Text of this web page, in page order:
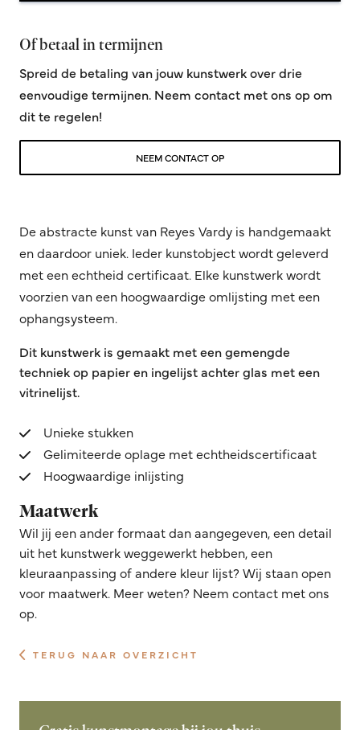
Of betaal in termijnen
Spreid de betaling van jouw kunstwerk over drie
eenvoudige termijnen. Neem contact met ons op om
dit te regelen!
NEEM CONTACT OP
De abstracte kunst van Reyes Vardy is handgemaakt
en daardoor uniek. Ieder kunstobject wordt geleverd
met een echtheid certificaat. Elke kunstwerk wordt
voorzien van een hoogwaardige omlijsting met een
ophangsysteem.
Dit kunstwerk is gemaakt met een gemengde
techniek op papier en ingelijst achter glas met een
vitrinelijst.
Unieke stukken
Gelimiteerde oplage met echtheidscertificaat
Hoogwaardige inlijsting
Maatwerk
Wil jij een ander formaat dan aangegeven, een detail
uit het kunstwerk weggewerkt hebben, een
kleuraanpassing of andere kleur lijst? Wij staan open
voor maatwerk. Meer weten? Neem contact met ons
op.
TERUG NAAR OVERZICHT